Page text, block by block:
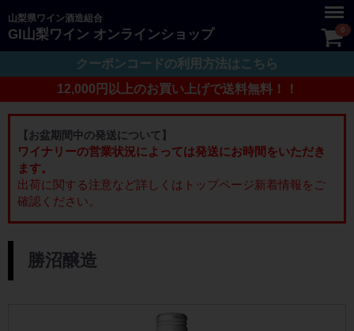
山梨県ワイン酒造組合
GI山梨ワイン オンラインショップ 0
クーポンコードの利用方法はこちら
12,000円以上のお買い上げで送料無料！！
Menu
【お盆期間中の発送について】
ワイナリーの営業状況によっては発送にお時間をいただき
ます。
出荷に関する注意など詳しくはトップページ新着情報をご
確認ください。
勝沼醸造